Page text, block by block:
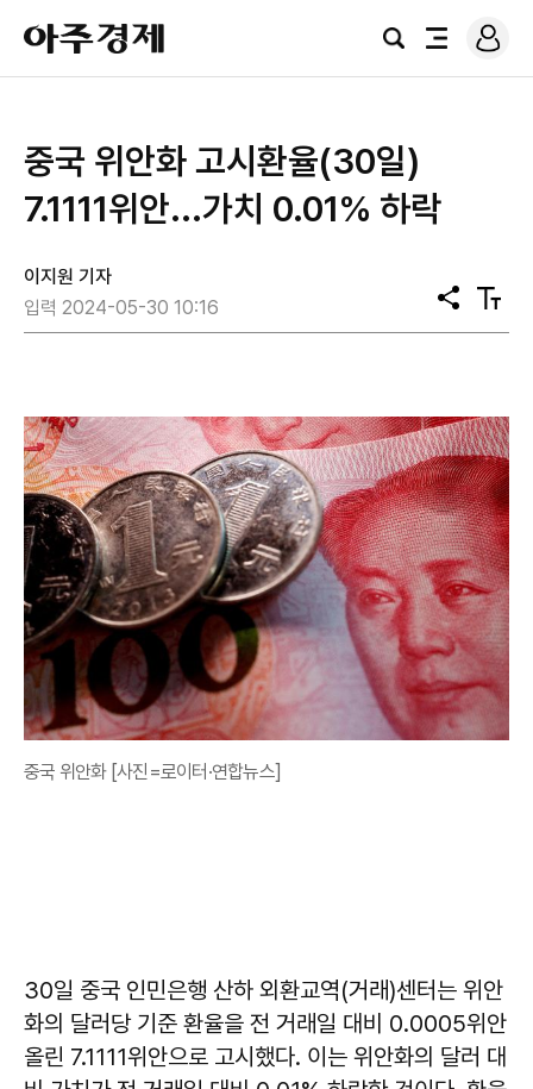
아
주
경
검
전
로
그
중국 위안화 고시환율(30일)
7.1111위안...가치 0.01% 하락
이지원 기자
입력 2024-05-30 10:16
공
유
텍
스
중국 위안화 [사진=로이터·연합뉴스]
30일 중국 인민은행 산하 외환교역(거래)센터는 위안
화의 달러당 기준 환율을 전 거래일 대비 0.0005위안
올린 7.1111위안으로 고시했다. 이는 위안화의 달러 대